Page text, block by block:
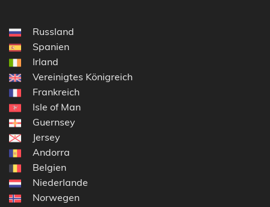
Russland
Spanien
Irland
Vereinigtes Königreich
Frankreich
Isle of Man
Guernsey
Jersey
Andorra
Belgien
Niederlande
Norwegen